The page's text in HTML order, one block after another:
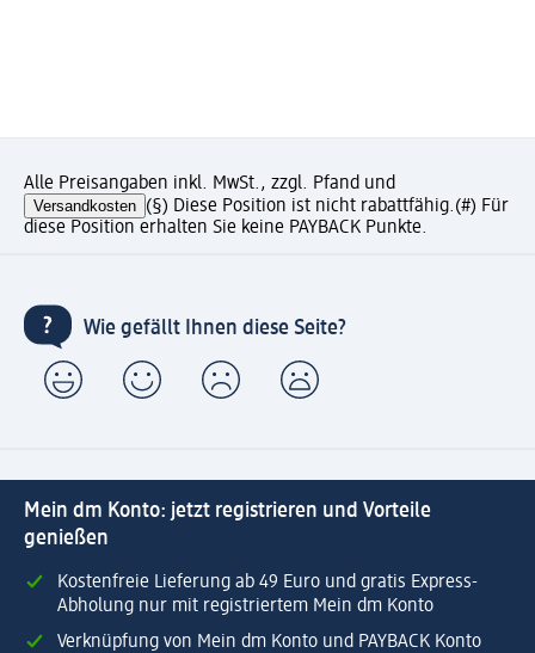
Alle Preisangaben inkl. MwSt., zzgl. Pfand und
Versandkosten (§) Diese Position ist nicht rabattfähig.(#) Für
diese Position erhalten Sie keine PAYBACK Punkte.
Wie gefällt Ihnen diese Seite?
Mein dm Konto: jetzt registrieren und Vorteile
genießen
Kostenfreie Lieferung ab 49 Euro und gratis Express-
Abholung nur mit registriertem Mein dm Konto
Verknüpfung von Mein dm Konto und PAYBACK Konto